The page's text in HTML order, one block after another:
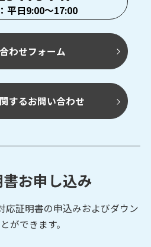
平日9:00～17:00
わせフォーム
するお問い合わせ
お申し込み
応証明書の申込みおよびダウン
ができます。